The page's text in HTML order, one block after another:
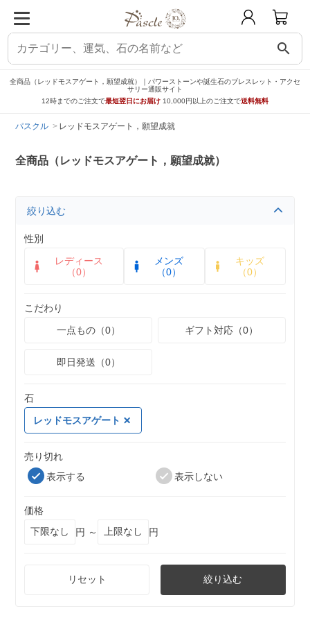
search
全商品（レッドモスアゲート，願望成就）｜パワーストーンや誕生石のブレスレット・アクセ
サリー通販サイト
12時までのご注文で最短翌日にお届け 10,000円以上のご注文で送料無料
パスクル レッドモスアゲート，願望成就
全商品（レッドモスアゲート，願望成就）
絞り込む
性別
レディース
（0）
メンズ
（0）
キッズ
（0）
こだわり
一点もの（0）
ギフト対応（0）
即日発送（0）
石
レッドモスアゲート
売り切れ
表示する
表示しない
価格
円 ～
円
リセット 絞り込む